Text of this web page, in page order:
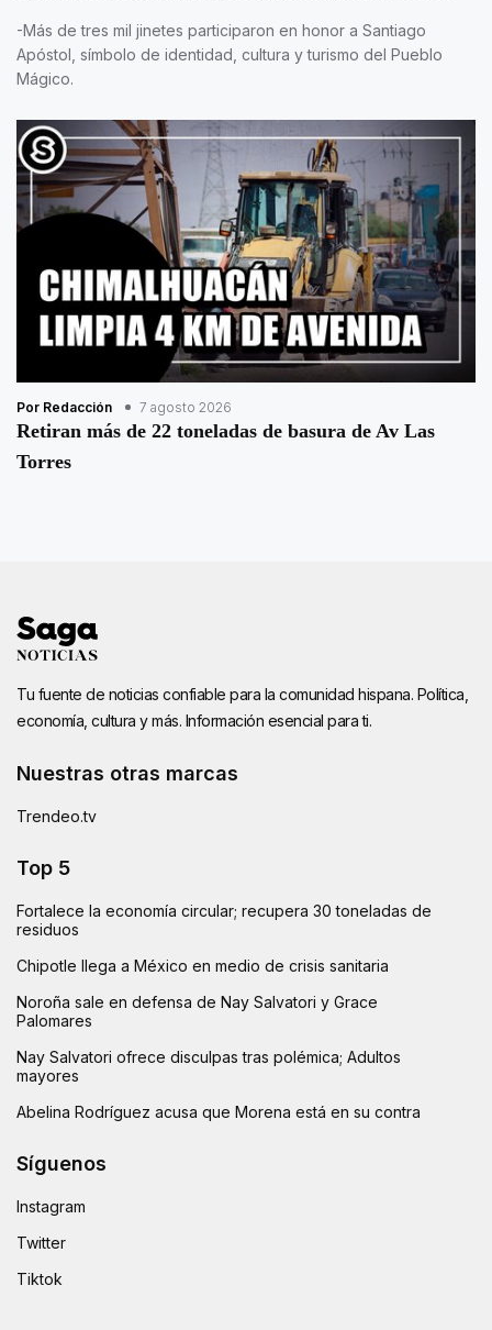
-Más de tres mil jinetes participaron en honor a Santiago
Apóstol, símbolo de identidad, cultura y turismo del Pueblo
Mágico.
Por Redacción 7 agosto 2026
Retiran más de 22 toneladas de basura de Av Las
Torres
Tu fuente de noticias confiable para la comunidad hispana. Política,
economía, cultura y más. Información esencial para ti.
Nuestras otras marcas
Trendeo.tv
Top 5
Fortalece la economía circular; recupera 30 toneladas de
residuos
Chipotle llega a México en medio de crisis sanitaria
Noroña sale en defensa de Nay Salvatori y Grace
Palomares
Nay Salvatori ofrece disculpas tras polémica; Adultos
mayores
Abelina Rodríguez acusa que Morena está en su contra
Síguenos
Instagram
Twitter
Tiktok